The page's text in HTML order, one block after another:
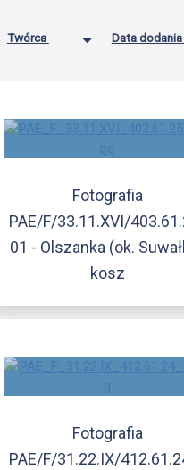
Twórca Data dodania
Fotografia
PAE/F/33.11.XVI/
01 - Olszanka (ok.
kosz
Fotografia
PAE/F/31.22.IX/